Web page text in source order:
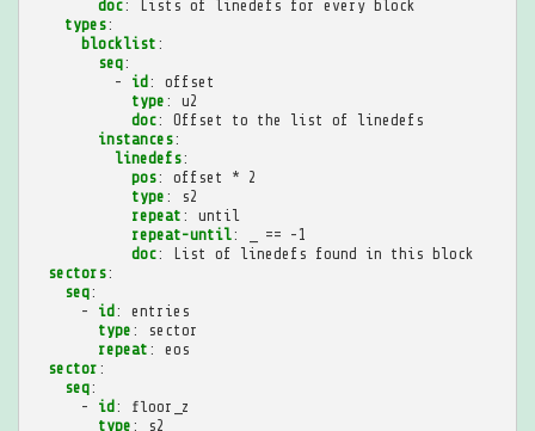
doc:
Lists of linedefs for every block
types:
blocklist :
seq:
-
id :
offset
type :
u2
doc:
Offset to the list of linedefs
instances:
linedefs:
pos:
offset * 2
type :
s2
repeat :
until
repeat-until:
_ == -1
doc:
List of linedefs found in this block
sectors:
seq:
-
id :
entries
type :
sector
repeat :
eos
sector :
seq:
-
id :
floor_z
type :
s2